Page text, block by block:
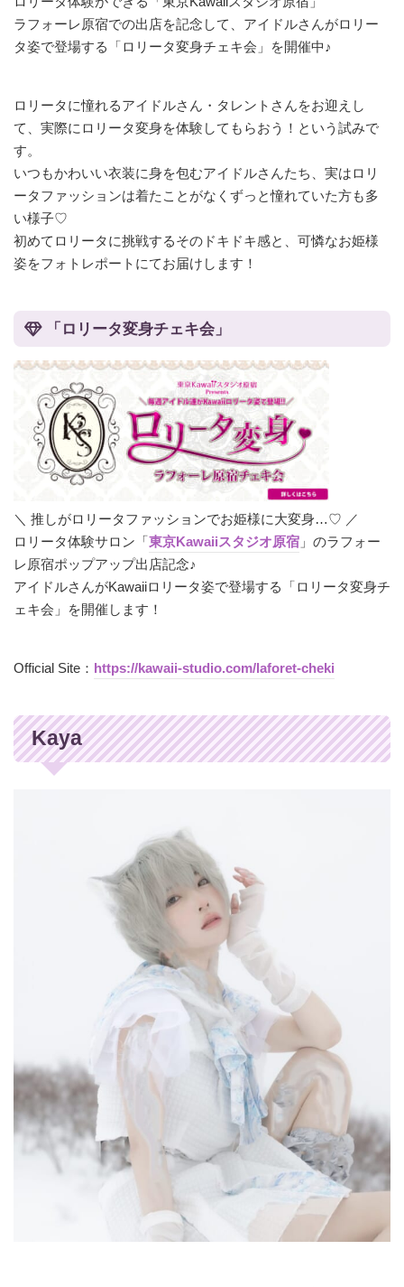
ラフォーレ原宿での出店を記念して、アイドルさんがロリー
タ姿で登場する「ロリータ変身チェキ会」を開催中♪
ロリータに憧れるアイドルさん・タレントさんをお迎えし
て、実際にロリータ変身を体験してもらおう！という試みで
す。
いつもかわいい衣装に身を包むアイドルさんたち、実はロリ
ータファッションは着たことがなくずっと憧れていた方も多
い様子♡
初めてロリータに挑戦するそのドキドキ感と、可憐なお姫様
姿をフォトレポートにてお届けします！
「ロリータ変身チェキ会」
＼ 推しがロリータファッションでお姫様に大変身…♡ ／
ロリータ体験サロン「東京Kawaiiスタジオ原宿 」のラフォー
レ原宿ポップアップ出店記念♪
アイドルさんがKawaiiロリータ姿で登場する「ロリータ変身チ
ェキ会」を開催します！
Official Site： https://kawaii-studio.com/laforet-cheki
Kaya